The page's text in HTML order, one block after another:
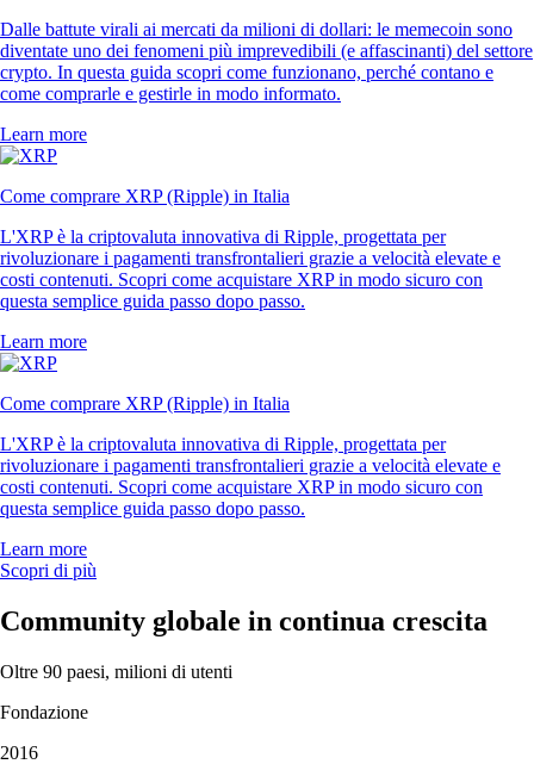
Dalle battute virali ai mercati da milioni di dollari: le memecoin sono
diventate uno dei fenomeni più imprevedibili (e affascinanti) del settore
crypto. In questa guida scopri come funzionano, perché contano e
come comprarle e gestirle in modo informato.
Learn more
Come comprare XRP (Ripple) in Italia
L'XRP è la criptovaluta innovativa di Ripple, progettata per
rivoluzionare i pagamenti transfrontalieri grazie a velocità elevate e
costi contenuti. Scopri come acquistare XRP in modo sicuro con
questa semplice guida passo dopo passo.
Learn more
Come comprare XRP (Ripple) in Italia
L'XRP è la criptovaluta innovativa di Ripple, progettata per
rivoluzionare i pagamenti transfrontalieri grazie a velocità elevate e
costi contenuti. Scopri come acquistare XRP in modo sicuro con
questa semplice guida passo dopo passo.
Learn more
Scopri di più
Community globale in continua crescita
Oltre 90 paesi, milioni di utenti
Fondazione
2016